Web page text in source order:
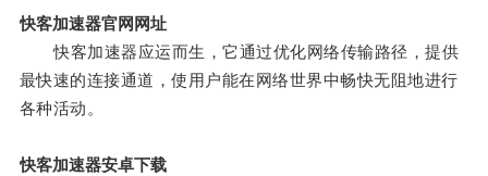
快客加速器官网网址
快客加速器应运而生，它通过优化网络传输路径，提供
最快速的连接通道，使用户能在网络世界中畅快无阻地进行
各种活动。
快客加速器安卓下载